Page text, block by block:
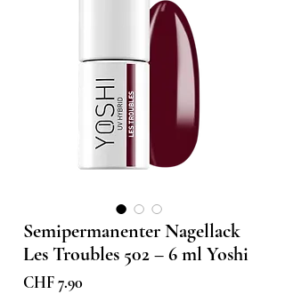
Semipermanenter Nagellack
Les Troubles 502 – 6 ml Yoshi
CHF 7.90